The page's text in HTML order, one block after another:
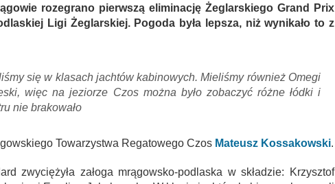
rozegrano pierwszą eliminację Żeglarskiego Grand Prix
Ligi Żeglarskiej. Pogoda była lepsza, niż wynikało to z
się w klasach jachtów kabinowych. Mieliśmy również Omegi
więc na jeziorze Czos można było zobaczyć różne łódki i
nie brakowało
Towarzystwa Regatowego Czos Mateusz Kossakowski.
zwyciężyła załoga mrągowsko-podlaska w składzie: Krzysztof